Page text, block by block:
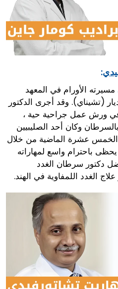
:
مسيرته الأورام في المعهد
(تشيناي). وقد أجرى الدكتور
ورش عمل جراحية حية ،
وكان أحد الصليبيين
عشرة الماضية من خلال
باحترام واسع لمهاراته
دكتور سرطان الغدد
الغدد اللمفاوية في الهند.